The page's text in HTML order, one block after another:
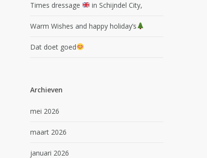
Times dressage in Schijndel City,
Warm Wishes and happy holiday’s
Dat doet goed
Archieven
mei 2026
maart 2026
januari 2026